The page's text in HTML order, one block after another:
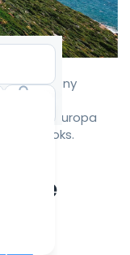
Goboony
in Europa
roadbooks.